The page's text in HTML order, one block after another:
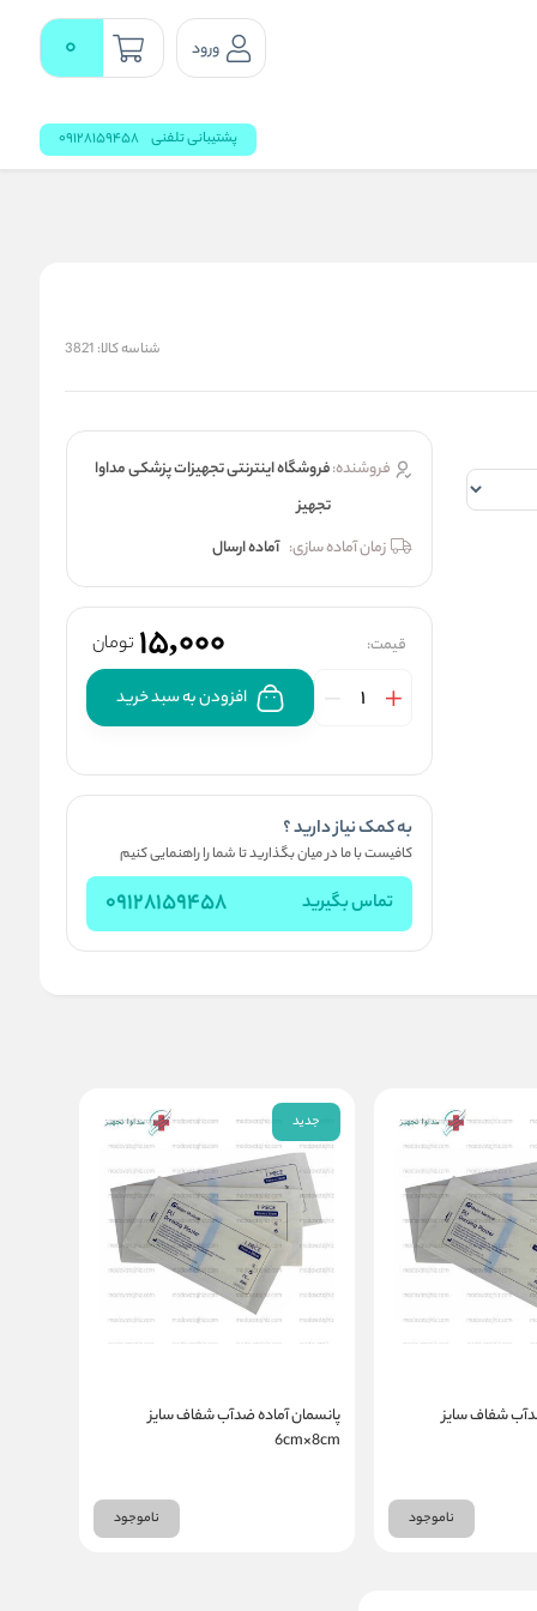
ورود 0
پشتیبانی تلفنی 09128159458
شناسه کالا: 3821
فروشنده:فروشگاه اینترنتی تجهیزات پزشکی مداوا
تجهیز
زمان آماده سازی: آماده ارسال
قیمت: 15,000 تومان
افزودن به سبد خرید
به کمک نیاز دارید ؟
کافیست با ما در میان بگذارید تا شما را راهنمایی کنیم
تماس بگیرید 09128159458
شفاف سایز
ناموجود
جدید
پانسمان آماده ضدآب شفاف سایز
6cm×8cm
ناموجود